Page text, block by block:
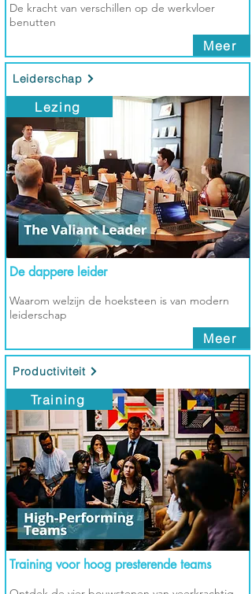
De kracht van verschillen op de werkvloer
benutten
Meer
Leiderschap
Lezing
De dappere leider
Waarom welzijn de hoeksteen is van modern
leiderschap
Meer
Productiviteit
Training
Training voor hoog presterende teams